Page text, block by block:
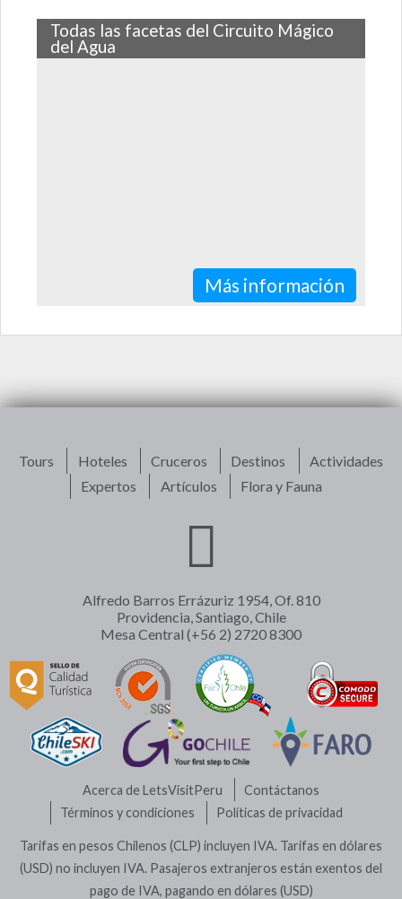
Todas las facetas del Circuito Mágico
del Agua
Más información
Tours Hoteles Cruceros Destinos
Actividades
Expertos
Artículos Flora y Fauna
Alfredo Barros Errázuriz 1954, Of. 810
Providencia, Santiago, Chile
Mesa Central (+56 2) 2720 8300
Acerca de LetsVisitPeru
Contáctanos
Términos y condiciones
Políticas de privacidad
Tarifas en pesos Chilenos (CLP) incluyen IVA. Tarifas en dólares
(USD) no incluyen IVA. Pasajeros extranjeros están exentos del
pago de IVA, pagando en dólares (USD)